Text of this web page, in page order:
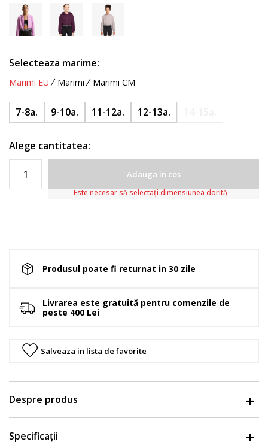
Selecteaza marime:
Marimi EU Marimi Marimi CM
7-8a. 9-10a. 11-12a. 12-13a.
Alege cantitatea:
Adauga in cos
Este necesar să selectați dimensiunea dorită
Produsul poate fi returnat in 30 zile
Livrarea este gratuită pentru comenzile de
peste 400 Lei
Salveaza in lista de favorite
Despre produs
Specificații